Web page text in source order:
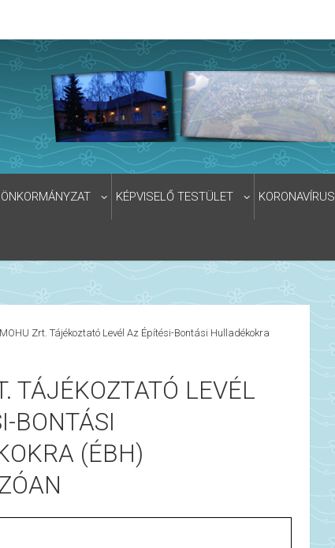
ÖNKORMÁNYZAT KÉPVISELŐ TESTÜLET KORONAVÍRUS
MOHU Zrt. Tájékoztató Levél Az Építési-Bontási Hulladékokra
TÁJÉKOZTATÓ LEVÉL
BONTÁSI
(ÉBH)